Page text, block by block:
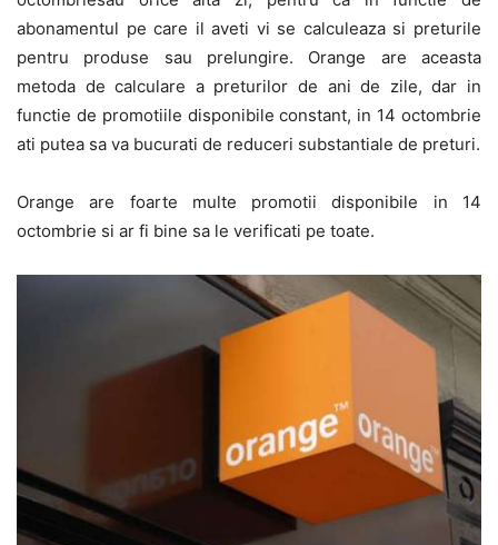
abonamentul pe care il aveti vi se calculeaza si preturile
pentru produse sau prelungire. Orange are aceasta
metoda de calculare a preturilor de ani de zile, dar in
functie de promotiile disponibile constant, in 14 octombrie
ati putea sa va bucurati de reduceri substantiale de preturi.
Orange are foarte multe promotii disponibile in 14
octombrie si ar fi bine sa le verificati pe toate.